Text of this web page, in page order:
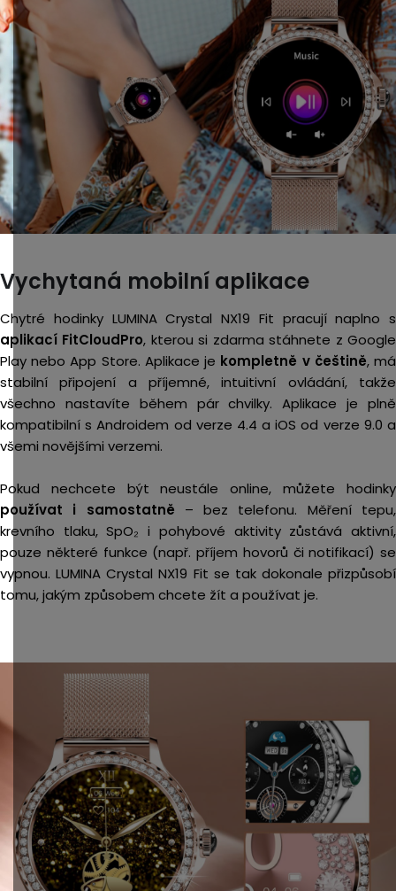
Vychytaná mobilní aplikace
Chytré hodinky LUMINA Crystal NX19 Fit pracují naplno s
aplikací FitCloudPro, kterou si zdarma stáhnete z Google
Play nebo App Store. Aplikace je kompletně v češtině, má
stabilní připojení a příjemné, intuitivní ovládání, takže
všechno nastavíte během pár chvilky. Aplikace je plně
kompatibilní s Androidem od verze 4.4 a iOS od verze 9.0 a
všemi novějšími verzemi.
Pokud nechcete být neustále online, můžete hodinky
používat i samostatně – bez telefonu. Měření tepu,
krevního tlaku, SpO₂ i pohybové aktivity zůstává aktivní,
pouze některé funkce (např. příjem hovorů či notifikací) se
vypnou. LUMINA Crystal NX19 Fit se tak dokonale přizpůsobí
tomu, jakým způsobem chcete žít a používat je.